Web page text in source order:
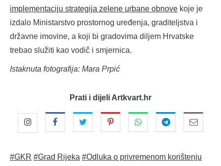
implementaciju strategija zelene urbane obnove koje je
izdalo Ministarstvo prostornog uređenja, graditeljstva i
državne imovine, a koji bi gradovima diljem Hrvatske
trebao služiti kao vodič i smjernica.
Istaknuta fotografija: Mara Prpić
Prati i dijeli Artkvart.hr
#GKR #Grad Rijeka #Odluka o privremenom korištenju